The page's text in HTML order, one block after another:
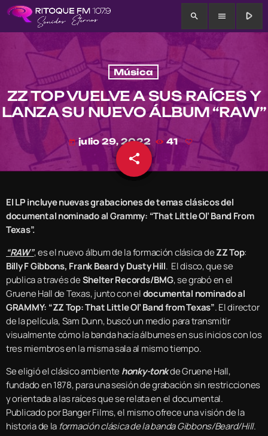
search menu play_arrow
Música
ZZ TOP VUELVE A SUS RAÍCES Y
LANZA SU NUEVO ÁLBUM “RAW”
today julio 29, 2022 41
share
email
El LP incluye nuevas grabaciones de temas clásicos del
documental nominado al Grammy: “That Little Ol’ Band From
Texas”.
“RAW”, es el nuevo álbum de la formación clásica deZZ Top:
Billy F Gibbons, Frank Beard y Dusty Hill. El disco, que se
publica a través deShelter Records/BMG, se grabó en el
Gruene Hall de Texas, junto con eldocumental nominado al
GRAMMY: “ZZ Top: That Little Ol’ Band from Texas”. El director
de la película, Sam Dunn, buscó un medio para transmitir
visualmente cómo la banda hacía álbumes en sus inicios con los
tres miembros en la misma sala al mismo tiempo.
Se eligió el clásico ambiente honky-tonkde Gruene Hall,
fundado en 1878, para una sesión de grabación sin restricciones
y orientada a las raíces que se relata en el documental.
Publicado por Banger Films, el mismo ofrece una visión de la
historia de la formación clásica de la banda Gibbons/Beard/Hill.